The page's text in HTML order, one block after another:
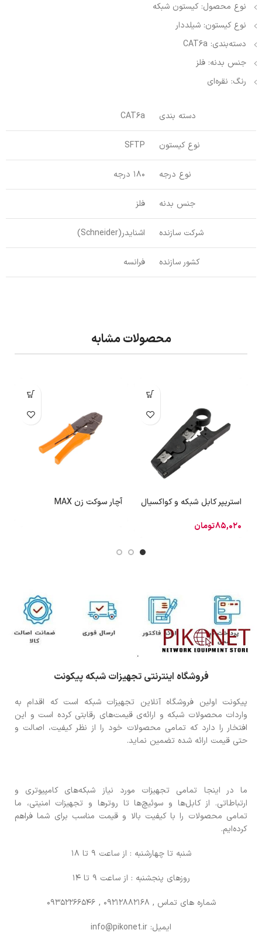
نوع محصول: کیستون شبکه
نوع کیستون: شیلددار
دسته‌بندی: CAT6a
جنس بدنه: فلز
رنگ: نقره‌ای
دسته بندی CAT6a
نوع کیستون SFTP
نوع درجه 180 درجه
جنس بدنه فلز
شرکت سازنده اشنایدر(Schneider)
کشور سازنده فرانسه
محصولات مشابه
استریپر کابل شبکه و کواکسیال
85,020تومان
آچار سوکت زن MAX
فروشگاه اینترنتی تجهیزات شبکه پیکونت
پیکونت اولین فروشگاه آنلاین تجهیزات شبکه است که اقدام به
واردات محصولات شبکه و ارائه‌ی قیمت‌های رقابتی کرده است و این
افتخار را دارد که تمامی محصولات خود را از نظر کیفیت، اصالت و
حتی قیمت ارائه شده تضمین نماید.
ما در اینجا تمامی تجهیزات مورد نیاز شبکه‌های کامپیوتری و
ارتباطاتی. از کابل‌ها و سوئیچ‌ها تا روترها و تجهیزات امنیتی، ما
تمامی محصولات را با کیفیت بالا و قیمت مناسب برای شما فراهم
کرده‌ایم.
شنبه تا چهارشنبه : از ساعت 9 تا 18
روزهای پنجشنبه : از ساعت 9 تا 14
شماره های تماس , 09212882168 , 09352266546
ایمیل: info@pikonet.ir